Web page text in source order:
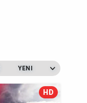
YENI
HD